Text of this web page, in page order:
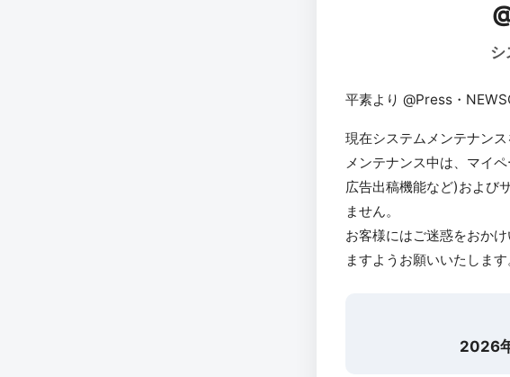
シ
平素より @Press・
現在システムメンテナンス
メンテナンス中は、マイ
広告出稿機能など)および
ません。
お客様にはご迷惑をおか
ますようお願いいたします
2026